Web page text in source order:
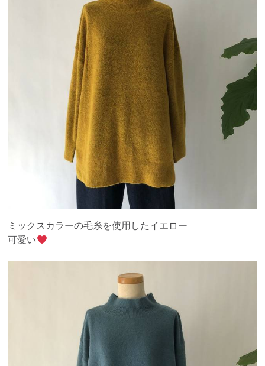
ミックスカラーの毛糸を使用したイエロー
可愛い